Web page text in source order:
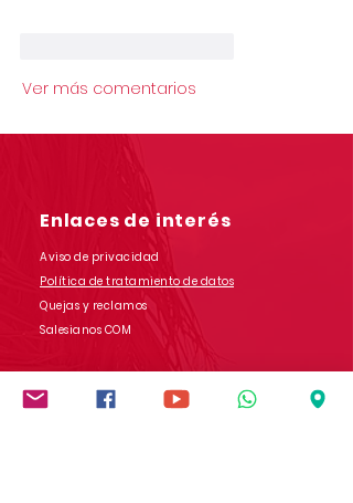
Ver más comentarios
Enlaces de interés
Aviso de privacidad
Política de tratamiento de datos
Quejas y reclamos
Salesianos COM
Contáctanos